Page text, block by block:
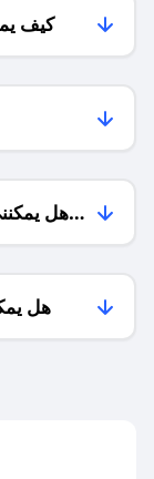
كيف
هل
هل